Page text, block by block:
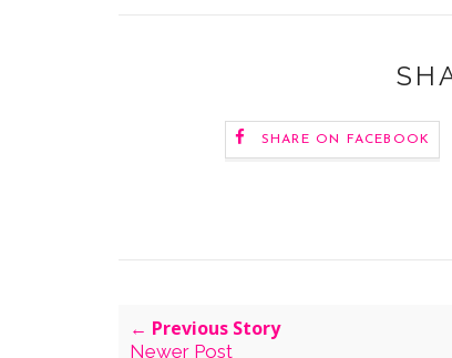
SHARE ON FACEBOOK
← Previous Story
Newer Post